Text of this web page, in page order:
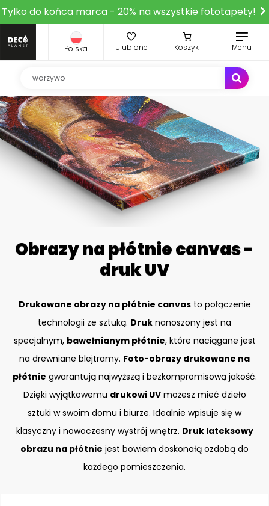
Tylko do końca marca - 20% na wszystkie fototapety!
Polska Ulubione Koszyk Menu
Obrazy na płótnie canvas -
druk UV
Drukowane obrazy na płótnie canvasto połączenie
technologii ze sztuką. Druk nanoszony jest na
specjalnym, bawełnianym płótnie, które naciągane jest
na drewniane blejtramy. Foto-obrazy drukowane na
płótnie gwarantują najwyższą i bezkompromisową jakość.
Dzięki wyjątkowemu drukowi UVmożesz mieć dzieło
sztuki w swoim domu i biurze. Idealnie wpisuje się w
klasyczny i nowoczesny wystrój wnętrz. Druk lateksowy
obrazu na płótnie jest bowiem doskonałą ozdobą do
każdego pomieszczenia.